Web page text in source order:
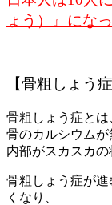
ょう）』にな
【骨粗しょう
骨粗しょう症とは
骨のカルシウムが
内部がスカスカの
骨粗しょう症が
くなり、